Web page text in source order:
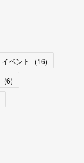
イベント (16)
(6)